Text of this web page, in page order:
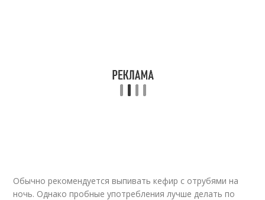
Обычно рекомендуется выпивать кефир с отрубями на
ночь. Однако пробные употребления лучше делать по